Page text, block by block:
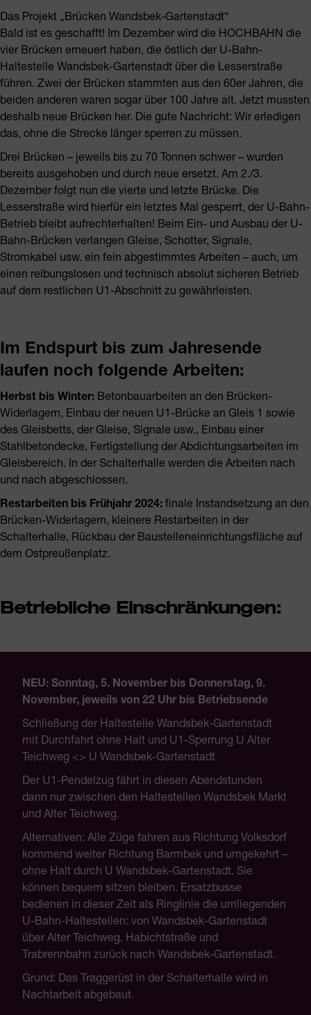
Das Projekt „Brücken Wandsbek-Gartenstadt“
Bald ist es geschafft! Im Dezember wird die HOCHBAHN die
vier Brücken erneuert haben, die östlich der U-Bahn-
Haltestelle Wandsbek-Gartenstadt über die Lesserstraße
führen. Zwei der Brücken stammten aus den 60er Jahren, die
beiden anderen waren sogar über 100 Jahre alt. Jetzt mussten
deshalb neue Brücken her. Die gute Nachricht: Wir erledigen
das, ohne die Strecke länger sperren zu müssen.
Drei Brücken – jeweils bis zu 70 Tonnen schwer – wurden
bereits ausgehoben und durch neue ersetzt. Am 2./3.
Dezember folgt nun die vierte und letzte Brücke. Die
Lesserstraße wird hierfür ein letztes Mal gesperrt, der U-Bahn-
Betrieb bleibt aufrechterhalten! Beim Ein- und Ausbau der U-
Bahn-Brücken verlangen Gleise, Schotter, Signale,
Stromkabel usw. ein fein abgestimmtes Arbeiten – auch, um
einen reibungslosen und technisch absolut sicheren Betrieb
auf dem restlichen U1-Abschnitt zu gewährleisten.
Im Endspurt bis zum Jahresende
laufen noch folgende Arbeiten:
Herbst bis Winter: Betonbauarbeiten an den Brücken-
Widerlagern, Einbau der neuen U1-Brücke an Gleis 1 sowie
des Gleisbetts, der Gleise, Signale usw., Einbau einer
Stahlbetondecke, Fertigstellung der Abdichtungsarbeiten im
Gleisbereich. In der Schalterhalle werden die Arbeiten nach
und nach abgeschlossen.
Restarbeiten bis Frühjahr 2024: finale Instandsetzung an den
Brücken-Widerlagern, kleinere Restarbeiten in der
Schalterhalle, Rückbau der Baustelleneinrichtungsfläche auf
dem Ostpreußenplatz.
Betriebliche Einschränkungen:
NEU: Sonntag, 5. November bis Donnerstag, 9.
November, jeweils von 22 Uhr bis Betriebsende
Schließung der Haltestelle Wandsbek-Gartenstadt
mit Durchfahrt ohne Halt und U1-Sperrung U Alter
Teichweg <> U Wandsbek-Gartenstadt
Der U1-Pendelzug fährt in diesen Abendstunden
dann nur zwischen den Haltestellen Wandsbek Markt
und Alter Teichweg.
Alternativen: Alle Züge fahren aus Richtung Volksdorf
kommend weiter Richtung Barmbek und umgekehrt –
ohne Halt durch U Wandsbek-Gartenstadt. Sie
können bequem sitzen bleiben. Ersatzbusse
bedienen in dieser Zeit als Ringlinie die umliegenden
U-Bahn-Haltestellen: von Wandsbek-Gartenstadt
über Alter Teichweg, Habichtstraße und
Trabrennbahn zurück nach Wandsbek-Gartenstadt.
Grund: Das Traggerüst in der Schalterhalle wird in
Nachtarbeit abgebaut.